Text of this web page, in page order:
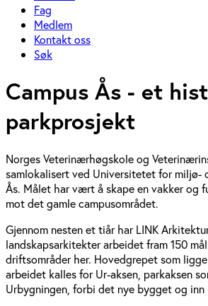
Fag
Medlem
Kontakt oss
Søk
Campus Ås - et
parkprosjekt
Norges Veterinærhøgskole og
samlokalisert ved Universitetet for miljø-
Ås. Målet har vært å skape en vakker og
mot det gamle campusområdet.
Gjennom nesten et tiår har LINK
landskapsarkitekter arbeidet fram 150
driftsområder her. Hovedgrepet som
arbeidet kalles for Ur-aksen, parkaksen
Urbygningen, forbi det nye bygget og inn